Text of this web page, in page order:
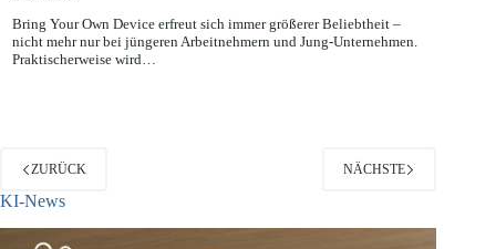
23.07.2013
Bring Your Own Device erfreut sich immer größerer Beliebtheit –
nicht mehr nur bei jüngeren Arbeitnehmern und Jung-Unternehmen.
ZURÜCK
KI-News